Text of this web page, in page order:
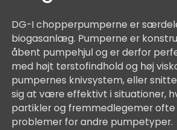
DG-I chopperpumperne er
biogasanlæg. Pumperne er
åbent pumpehjul og er derfor
med højt tørstofindhold og høj
pumpernes knivsystem, eller
sig at være effektivt i situationer,
partikler og fremmedlegemer
problemer for andre pumpetyper.